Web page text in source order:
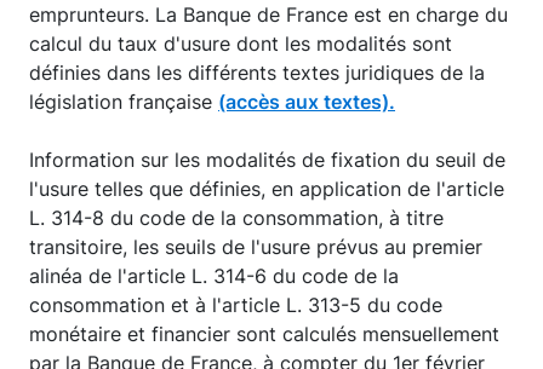
emprunteurs. La Banque de France est en charge du
calcul du taux d'usure dont les modalités sont
définies dans les différents textes juridiques de la
législation française (accès aux textes).
Information sur les modalités de fixation du seuil de
l'usure telles que définies, en application de l'article
L. 314-8 du code de la consommation, à titre
transitoire, les seuils de l'usure prévus au premier
alinéa de l'article L. 314-6 du code de la
consommation et à l'article L. 313-5 du code
monétaire et financier sont calculés mensuellement
par la Banque de France, à compter du 1er février